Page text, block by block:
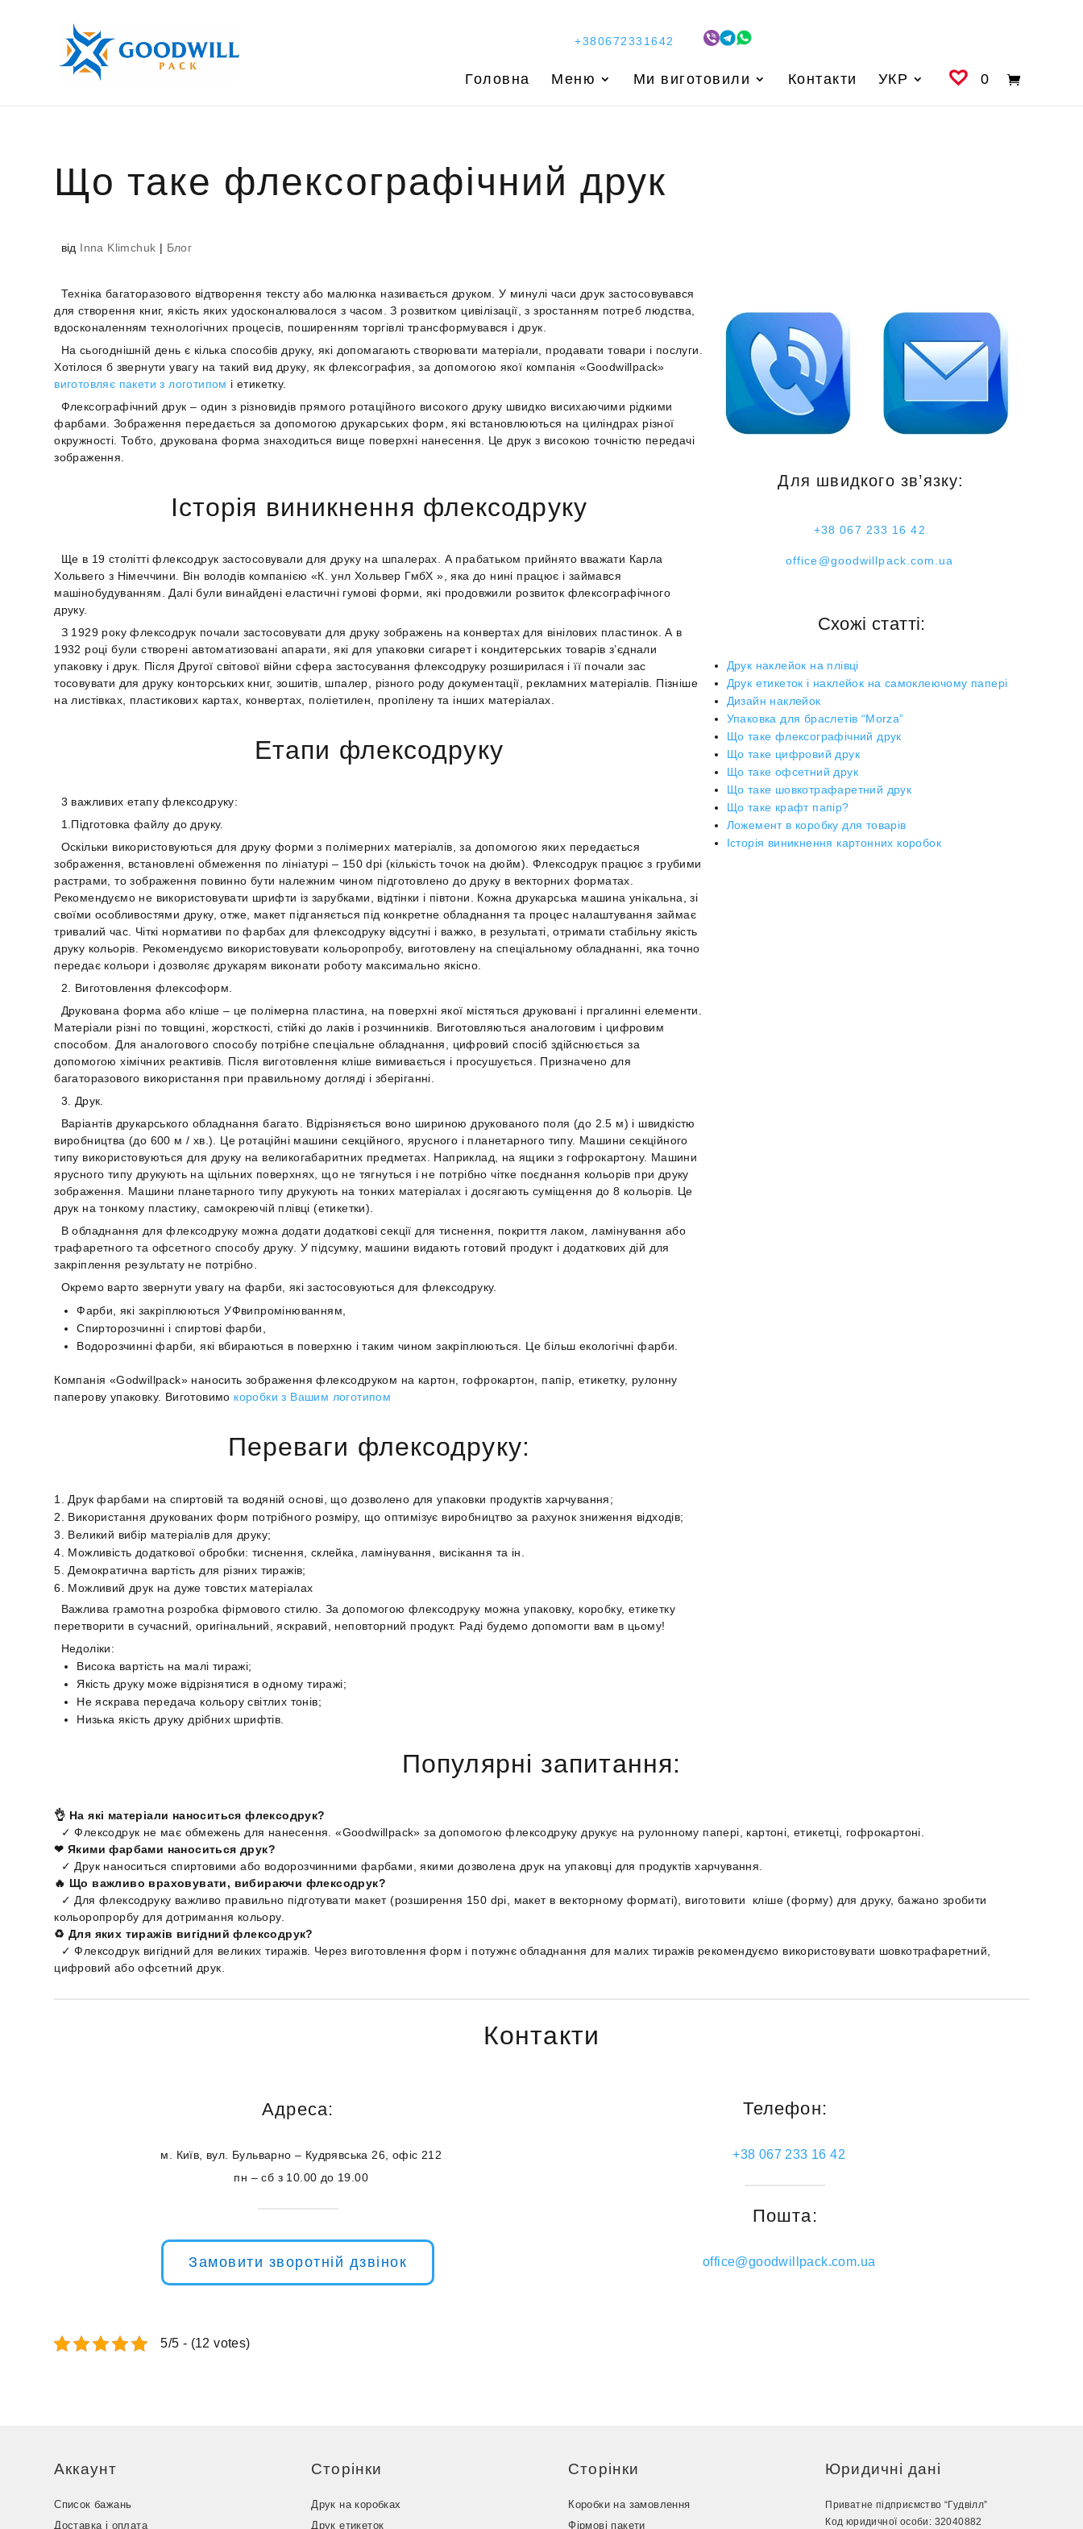
+380672331642
Головна Меню Ми виготовили Контакти УКР 0
Що таке флексографічний друк
від Inna Klimchuk | Блог
Техніка багаторазового відтворення тексту або малюнка називається друком. У минулі часи друк застосовувався
для створення книг, якість яких удосконалювалося з часом. З розвитком цивілізації, з зростанням потреб людства,
вдосконаленням технологічних процесів, поширенням торгівлі трансформувався і друк.
На сьогоднішній день є кілька способів друку, які допомагають створювати матеріали, продавати товари і послуги.
Хотілося б звернути увагу на такий вид друку, як флексография, за допомогою якої компанія «Goodwillpack»
виготовляє пакети з логотипом і етикетку.
Флексографічний друк – один з різновидів прямого ротаційного високого друку швидко висихаючими рідкими
фарбами. Зображення передається за допомогою друкарських форм, які встановлюються на циліндрах різної
окружності. Тобто, друкована форма знаходиться вище поверхні нанесення. Це друк з високою точністю передачі
зображення.
Історія виникнення флексодруку
Ще в 19 столітті флексодрук застосовували для друку на шпалерах. А прабатьком прийнято вважати Карла
Хольвего з Німеччини. Він володів компанією «К. унл Хольвер ГмбХ », яка до нині працює і займався
машінобудуванням. Далі були винайдені еластичні гумові форми, які продовжили розвиток флексографічного
друку.
З 1929 року флексодрук почали застосовувати для друку зображень на конвертах для вінілових пластинок. А в
1932 році були створені автоматизовані апарати, які для упаковки сигарет і кондитерських товарів з’єднали
упаковку і друк. Після Другої світової війни сфера застосування флексодруку розширилася і її почали зас
тосовувати для друку конторських книг, зошитів, шпалер, різного роду документації, рекламних матеріалів. Пізніше
на листівках, пластикових картах, конвертах, поліетилен, пропілену та інших матеріалах.
Етапи флексодруку
3 важливих етапу флексодруку:
1.Підготовка файлу до друку.
Оскільки використовуються для друку форми з полімерних матеріалів, за допомогою яких передається
зображення, встановлені обмеження по лініатурі – 150 dpi (кількість точок на дюйм). Флексодрук працює з грубими
растрами, то зображення повинно бути належним чином підготовлено до друку в векторних форматах.
Рекомендуємо не використовувати шрифти із зарубками, відтінки і півтони. Кожна друкарська машина унікальна, зі
своїми особливостями друку, отже, макет підганяється під конкретне обладнання та процес налаштування займає
тривалий час. Чіткі нормативи по фарбах для флексодруку відсутні і важко, в результаті, отримати стабільну якість
друку кольорів. Рекомендуємо використовувати кольоропробу, виготовлену на спеціальному обладнанні, яка точно
передає кольори і дозволяє друкарям виконати роботу максимально якісно.
2. Виготовлення флексоформ.
Друкована форма або кліше – це полімерна пластина, на поверхні якої містяться друковані і пргалинні елементи.
Матеріали різні по товщині, жорсткості, стійкі до лаків і розчинників. Виготовляються аналоговим і цифровим
способом. Для аналогового способу потрібне спеціальне обладнання, цифровий спосіб здійснюється за
допомогою хімічних реактивів. Після виготовлення кліше вимивається і просушується. Призначено для
багаторазового використання при правильному догляді і зберіганні.
3. Друк.
Варіантів друкарського обладнання багато. Відрізняється воно шириною друкованого поля (до 2.5 м) і швидкістю
виробництва (до 600 м / хв.). Це ротаційні машини секційного, ярусного і планетарного типу. Машини секційного
типу використовуються для друку на великогабаритних предметах. Наприклад, на ящики з гофрокартону. Машини
ярусного типу друкують на щільних поверхнях, що не тягнуться і не потрібно чітке поєднання кольорів при друку
зображення. Машини планетарного типу друкують на тонких матеріалах і досягають суміщення до 8 кольорів. Це
друк на тонкому пластику, самокреючій плівці (етикетки).
В обладнання для флексодруку можна додати додаткові секції для тиснення, покриття лаком, ламінування або
трафаретного та офсетного способу друку. У підсумку, машини видають готовий продукт і додаткових дій для
закріплення результату не потрібно.
Окремо варто звернути увагу на фарби, які застосовуються для флексодруку.
Фарби, які закріплюються УФвипромінюванням,
Спирторозчинні і спиртові фарби,
Водорозчинні фарби, які вбираються в поверхню і таким чином закріплюються. Це більш екологічні фарби.
Компанія «Godwillpack» наносить зображення флексодруком на картон, гофрокартон, папір, етикетку, рулонну
паперову упаковку. Виготовимо коробки з Вашим логотипом
Переваги флексодруку:
Друк фарбами на спиртовій та водяній основі, що дозволено для упаковки продуктів харчування;
Використання друкованих форм потрібного розміру, що оптимізує виробництво за рахунок зниження відходів;
Великий вибір матеріалів для друку;
Можливість додаткової обробки: тиснення, склейка, ламінування, висікання та ін.
Демократична вартість для різних тиражів;
Можливий друк на дуже товстих матеріалах
Важлива грамотна розробка фірмового стилю. За допомогою флексодруку можна упаковку, коробку, етикетку
перетворити в сучасний, оригінальний, яскравий, неповторний продукт. Раді будемо допомогти вам в цьому!
Недоліки:
Висока вартість на малі тиражі;
Якість друку може відрізнятися в одному тиражі;
Не яскрава передача кольору світлих тонів;
Низька якість друку дрібних шрифтів.
Для швидкого зв’язку:
+38 067 233 16 42
office@goodwillpack.com.ua
Схожі статті:
Друк наклейок на плівці
Друк етикеток і наклейок на самоклеючому папері
Дизайн наклейок
Упаковка для браслетів “Morza”
Що таке флексографічний друк
Що таке цифровий друк
Що таке офсетний друк
Що таке шовкотрафаретний друк
Що таке крафт папір?
Ложемент в коробку для товарів
Історія виникнення картонних коробок
Популярні запитання:
👌 На які матеріали наноситься флексодрук?
✓ Флексодрук не має обмежень для нанесення. «Goodwillpack» за допомогою флексодруку друкує на рулонному папері, картоні, етикетці, гофрокартоні.
❤ Якими фарбами наноситься друк?
✓ Друк наноситься спиртовими або водорозчинними фарбами, якими дозволена друк на упаковці для продуктів харчування.
🔥 Що важливо враховувати, вибираючи флексодрук?
✓ Для флексодруку важливо правильно підготувати макет (розширення 150 dpi, макет в векторному форматі), виготовити кліше (форму) для друку, бажано зробити
кольоропрорбу для дотримання кольору.
♻ Для яких тиражів вигідний флексодрук?
✓ Флексодрук вигідний для великих тиражів. Через виготовлення форм і потужнє обладнання для малих тиражів рекомендуємо використовувати шовкотрафаретний,
цифровий або офсетний друк.
Контакти
Адреса:
м. Київ, вул. Бульварно – Кудрявська 26, офіс 212
пн – сб з 10.00 до 19.00
Замовити зворотній дзвінок
Телефон:
+38 067 233 16 42
Пошта:
office@goodwillpack.com.ua
5/5 - (12 votes)
Аккаунт
Список бажань
Доставка і оплата
Сторінки
Друк на коробках
Друк етикеток
Сторінки
Коробки на замовлення
Фірмові пакети
Юридичні дані
Приватне підприємство “Гудвілл”
Код юридичної особи: 32040882